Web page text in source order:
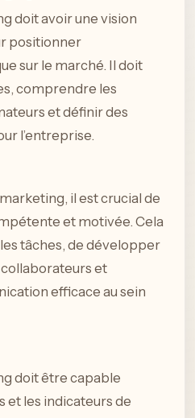
doit avoir une vision
positionner
sur le marché. Il doit
comprendre les
et définir des
l’entreprise.
il est crucial de
et motivée. Cela
tâches, de développer
et
efficace au sein
doit être capable
et les indicateurs de